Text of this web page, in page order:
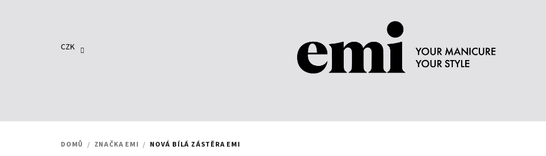
CZK
DOMŮ / ZNAČKA EMI / NOVÁ BÍLÁ ZÁSTĚRA EMI